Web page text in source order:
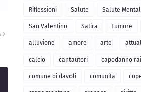
Riflessioni Salute Salute
San Valentino Satira Tumore
alluvione amore arte
calcio cantautori capodanno rai
comune di davoli comunità